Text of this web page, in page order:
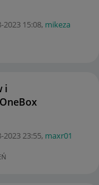
2023 15:08, mikeza
i
202323:55, maxr01